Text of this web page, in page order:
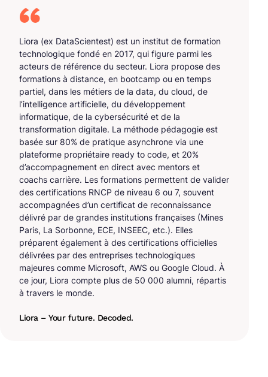
Liora (ex DataScientest) est un institut de formation
technologique fondé en 2017, qui figure parmi les
acteurs de référence du secteur. Liora propose des
formations à distance, en bootcamp ou en temps
partiel, dans les métiers de la data, du cloud, de
l’intelligence artificielle, du développement
informatique, de la cybersécurité et de la
transformation digitale. La méthode pédagogie est
basée sur 80% de pratique asynchrone via une
plateforme propriétaire ready to code, et 20%
d’accompagnement en direct avec mentors et
coachs carrière. Les formations permettent de valider
des certifications RNCP de niveau 6 ou 7, souvent
accompagnées d’un certificat de reconnaissance
délivré par de grandes institutions françaises (Mines
Paris, La Sorbonne, ECE, INSEEC, etc.). Elles
préparent également à des certifications officielles
délivrées par des entreprises technologiques
majeures comme Microsoft, AWS ou Google Cloud. À
ce jour, Liora compte plus de 50 000 alumni, répartis
à travers le monde.
Liora – Your future. Decoded.